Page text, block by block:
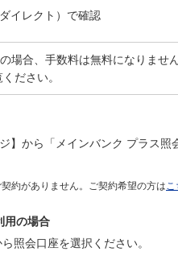
イレクト）で確認
場合、手数料は無料になりません
ださい。
】から「メインバンク プラス照
約がありません。ご契約希望の方は
用の場合
照会口座を選択ください。